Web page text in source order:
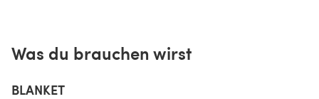
Was du brauchen wirst
BLANKET